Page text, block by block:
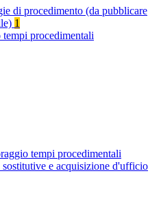
di procedimento (da pubblicare
1
procedimentali
tempi procedimentali
e acquisizione d'ufficio